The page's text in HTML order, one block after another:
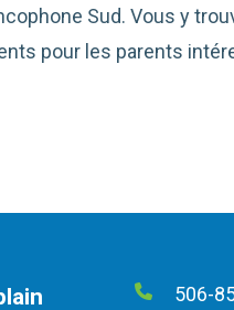
Sud. Vous y
pour les parents
506-